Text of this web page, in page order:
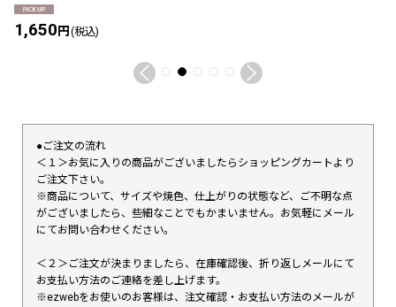
1,650円 (税込)
●ご注文の流れ
＜１＞お気に入りの商品がございましたらショッピングカートより
ご注文下さい。
※商品について、サイズや焼色、仕上がりの状態など、ご不明な点
がございましたら、些細なことでもかまいません。お気軽にメール
にてお問い合わせください。
＜２＞ご注文が決まりましたら、在庫確認後、折り返しメールにて
お支払い方法のご連絡を差し上げます。
※ezwebをお使いのお客様は、注文確認・お支払い方法のメールが